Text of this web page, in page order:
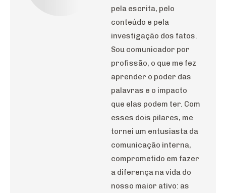
pela escrita, pelo
conteúdo e pela
investigação dos fatos.
Sou comunicador por
profissão, o que me fez
aprender o poder das
palavras e o impacto
que elas podem ter. Com
esses dois pilares, me
tornei um entusiasta da
comunicação interna,
comprometido em fazer
a diferença na vida do
nosso maior ativo: as